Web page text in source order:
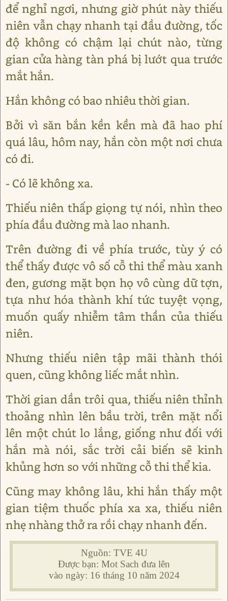
để nghỉ ngơi, nhưng giờ phút này thiếu
niên vẫn chạy nhanh tại đầu đường, tốc
độ không có chậm lại chút nào, từng
gian cửa hàng tàn phá bị lướt qua trước
mắt hắn.
Hắn không có bao nhiêu thời gian.
Bởi vì săn bắn kền kền mà đã hao phí
quá lâu, hôm nay, hắn còn một nơi chưa
có đi.
- Có lẽ không xa.
Thiếu niên thấp giọng tự nói, nhìn theo
phía đầu đường mà lao nhanh.
Trên đường đi về phía trước, tùy ý có
thể thấy được vô số cỗ thi thể màu xanh
đen, gương mặt bọn họ vô cùng dữ tợn,
tựa như hóa thành khí tức tuyệt vọng,
muốn quấy nhiễm tâm thần của thiếu
niên.
Nhưng thiếu niên tập mãi thành thói
quen, cũng không liếc mắt nhìn.
Thời gian dần trôi qua, thiếu niên thỉnh
thoảng nhìn lên bầu trời, trên mặt nổi
lên một chút lo lắng, giống như đối với
hắn mà nói, sắc trời cải biến sẽ kinh
khủng hơn so với những cỗ thi thể kia.
Cũng may không lâu, khi hắn thấy một
gian tiệm thuốc phía xa xa, thiếu niên
nhẹ nhàng thở ra rồi chạy nhanh đến.
Nguồn: TVE 4U
Được bạn: Mot Sach đưa lên
vào ngày: 16 tháng 10 năm 2024